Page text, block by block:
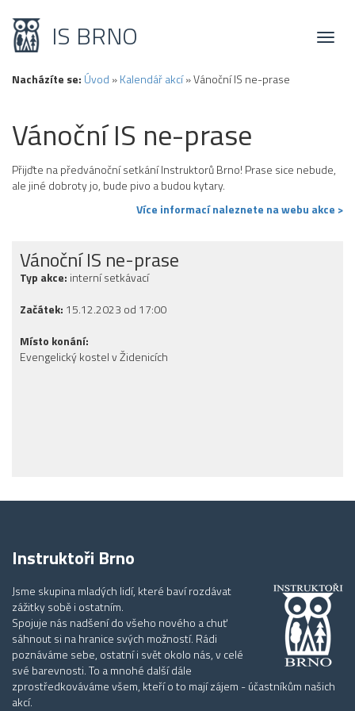
Toggle
IS BRNO
Nacházíte se: Úvod »Kalendář akcí»Vánoční IS ne-prase
Vánoční IS ne-prase
Přijďte na předvánoční setkání Instruktorů Brno! Prase sice nebude,
ale jiné dobroty jo, bude pivo a budou kytary.
Více informací naleznete na webu akce >
Vánoční IS ne-prase
Typ akce: interní setkávací
Začátek: 15.12.2023 od 17:00
Místo konání:
Evengelický kostel v Židenicích
Instruktoři Brno
Jsme skupina mladých lidí, které baví rozdávat
zážitky sobě i ostatním.
Spojuje nás nadšení do všeho nového a chuť
sáhnout si na hranice svých možností. Rádi
poznáváme sebe, ostatní i svět okolo nás, v celé
své barevnosti. To a mnohé další dále
zprostředkováváme všem, kteří o to mají zájem - účastníkům našich
akcí.